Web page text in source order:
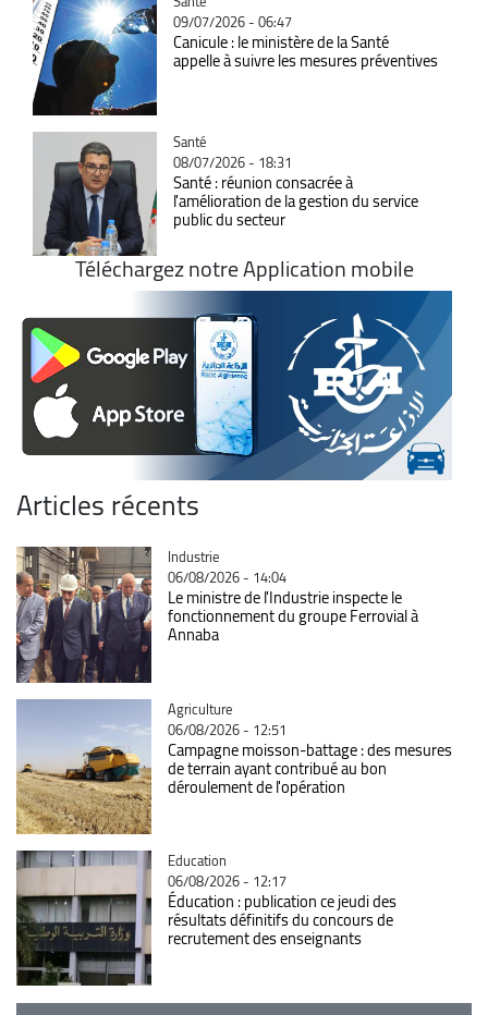
09/07/2026 - 06:47
Canicule : le ministère de la Santé
appelle à suivre les mesures préventives
Catégorie
Santé
08/07/2026 - 18:31
Santé : réunion consacrée à
l'amélioration de la gestion du service
public du secteur
Téléchargez notre Application mobile
Articles récents
Catégorie
Industrie
06/08/2026 - 14:04
Le ministre de l'Industrie inspecte le
fonctionnement du groupe Ferrovial à
Annaba
Catégorie
Agriculture
06/08/2026 - 12:51
Campagne moisson-battage : des mesures
de terrain ayant contribué au bon
déroulement de l'opération
Catégorie
Education
06/08/2026 - 12:17
Éducation : publication ce jeudi des
résultats définitifs du concours de
recrutement des enseignants